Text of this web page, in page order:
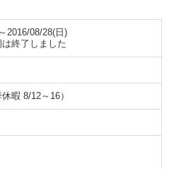
2016/08/28(日)
終了しました
暇 8/12～16）